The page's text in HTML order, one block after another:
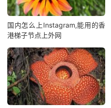
国内怎么上Instagram,能用的香
港梯子节点上外网